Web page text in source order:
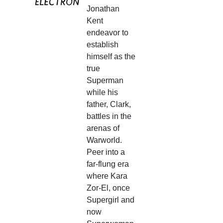
Jonathan
Kent
endeavor to
establish
himself as the
true
Superman
while his
father, Clark,
battles in the
arenas of
Warworld.
Peer into a
far-flung era
where Kara
Zor-El, once
Supergirl and
now